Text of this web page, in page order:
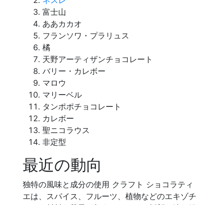
富士山
ああカカオ
フランソワ・プラリュス
橘
天野アーティザンチョコレート
バリー・カレボー
マロウ
マリーベル
タンポポチョコレート
カレボー
聖ニコラウス
非定型
最近の動向
独特の風味と成分の使用 クラフト ショコラティ
エは、スパイス、フルーツ、植物などのエキゾチ